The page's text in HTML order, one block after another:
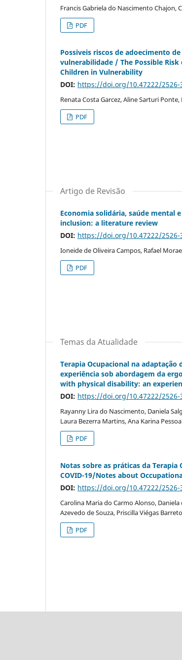
Francis Gabriela do Nascimento Chajon,
PDF
Possiveis riscos de adoecimento
vulnerabilidade / The Possible
Children in Vulnerability
DOI: https://doi.org/10.47222/2526-
Renata Costa Garcez, Aline Sarturi
PDF
Artigo de Revisão
Economia solidária, saúde mental
inclusion: a literature review
DOI: https://doi.org/10.47222/2526-
Ioneide de Oliveira Campos, Rafael
PDF
Temas da Atualidade
Terapia Ocupacional na
experiência sob abordagem da
with physical disability: an
DOI: https://doi.org/10.47222/2526-
Rayanny Lira do Nascimento, Daniela
Laura Bezerra Martins, Ana Karina
PDF
Notas sobre as práticas da
COVID-19/Notes about
DOI: https://doi.org/10.47222/2526-
Carolina Maria do Carmo Alonso,
Azevedo de Souza, Priscilla Viégas
PDF